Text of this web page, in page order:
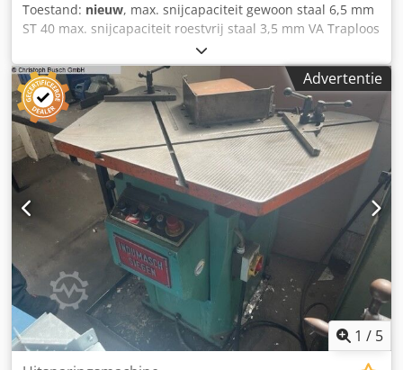
Toestand: nieuw, max. snijcapaciteit gewoon staal 6,5 mm
ST 40 max. snijcapaciteit roestvrij staal 3,5 mm VA Traploos
instelbare hoekkant van - tot 90° graden Messenlengte 250
x 250 mm tafel: 810 x 750 mm werkhoogte 950 mm
motorvermogen 4,0 gewicht 630 kg afmeting L-B-H 810 x
750 x 1150 mm Eigenschappen: - Uitklinken met
bramenvrije snede, zonder vervorming van de snijkanten -
Snijmessen uit oppervlaktgehard gereedschapsstaal -
Bediening via voetpedaal, beide handen vrij voor het
werkstuk - Groot gedimensioneerd werkblad met
ingewerkte schalen - T-sleuven voor nauwkeurige geleiding
van de draaibare aanslagen - Beschermkap voor het
snijmes voor hoge veiligheid Leveringsomvang: - 1 set
snijmessen - 2 draaibare materiaalaanslagen - Plexiglas
beschermkap - Voetpedaal met noodstop Cedsxcux Dopfx
Aageha
Advertentie
1 / 5